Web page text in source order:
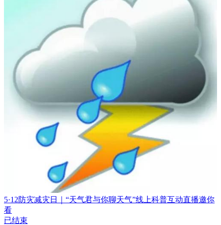
5·12防灾减灾日｜“天气君与你聊天气”线上科普互动直播邀你
看
已结束